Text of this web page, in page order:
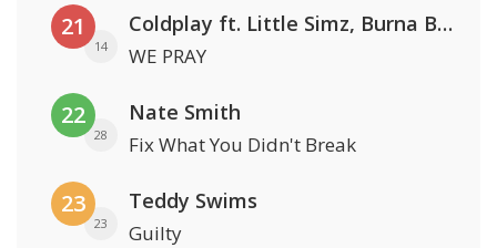
21
14
Coldplay ft. Little Simz, Burna Boy, Elyanna & Tini
WE PRAY
22
28
Nate Smith
Fix What You Didn't Break
23
23
Teddy Swims
Guilty